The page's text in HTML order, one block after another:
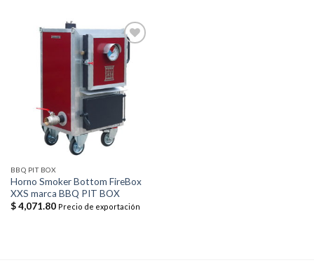
a la
lista de
BBQ PIT BOX
Horno Smoker Bottom FireBox
XXS marca BBQ PIT BOX
$4,071.80 Precio de exportación